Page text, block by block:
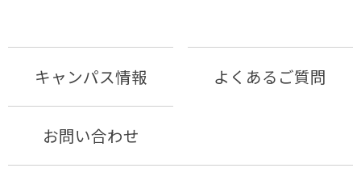
キャンパス情報 よくあるご質問
お問い合わせ